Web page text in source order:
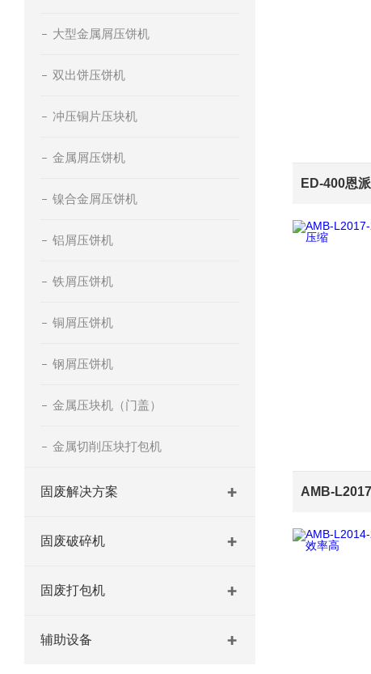
大型金属屑压饼机
双出饼压饼机
冲压铜片压块机
金属屑压饼机
镍合金屑压饼机
铝屑压饼机
铁屑压饼机
铜屑压饼机
钢屑压饼机
金属压块机（门盖）
金属切削压块打包机
固废解决方案
固废破碎机
固废打包机
辅助设备